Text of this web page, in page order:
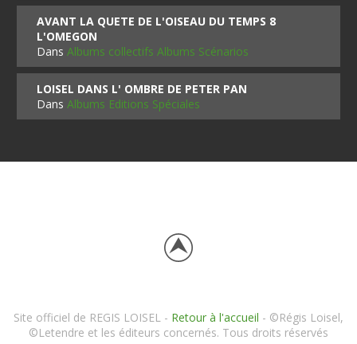
AVANT LA QUETE DE L'OISEAU DU TEMPS 8
L'OMEGON
DansAlbums collectifs Albums Scénarios
LOISEL DANS L' OMBRE DE PETER PAN
DansAlbums Editions Spéciales
Site officiel de REGIS LOISEL - Retour à l'accueil - ©Régis Loisel,
©Letendre et les éditeurs concernés. Tous droits réservés